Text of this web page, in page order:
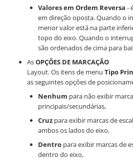
Valores em Ordem Reversa -
em direção oposta. Quando o
menor valor está na parte
topo do eixo. Quando o
são ordenados de cima para
AsOPÇÕES DE MARCAÇÃO
Layout. Os itens de menu Tipo
as seguintes opções de
Nenhum para não exibir
principais/secundárias,
Cruz para exibir marcas de
ambos os lados do eixo,
Dentro para exibir marcas de
dentro do eixo,